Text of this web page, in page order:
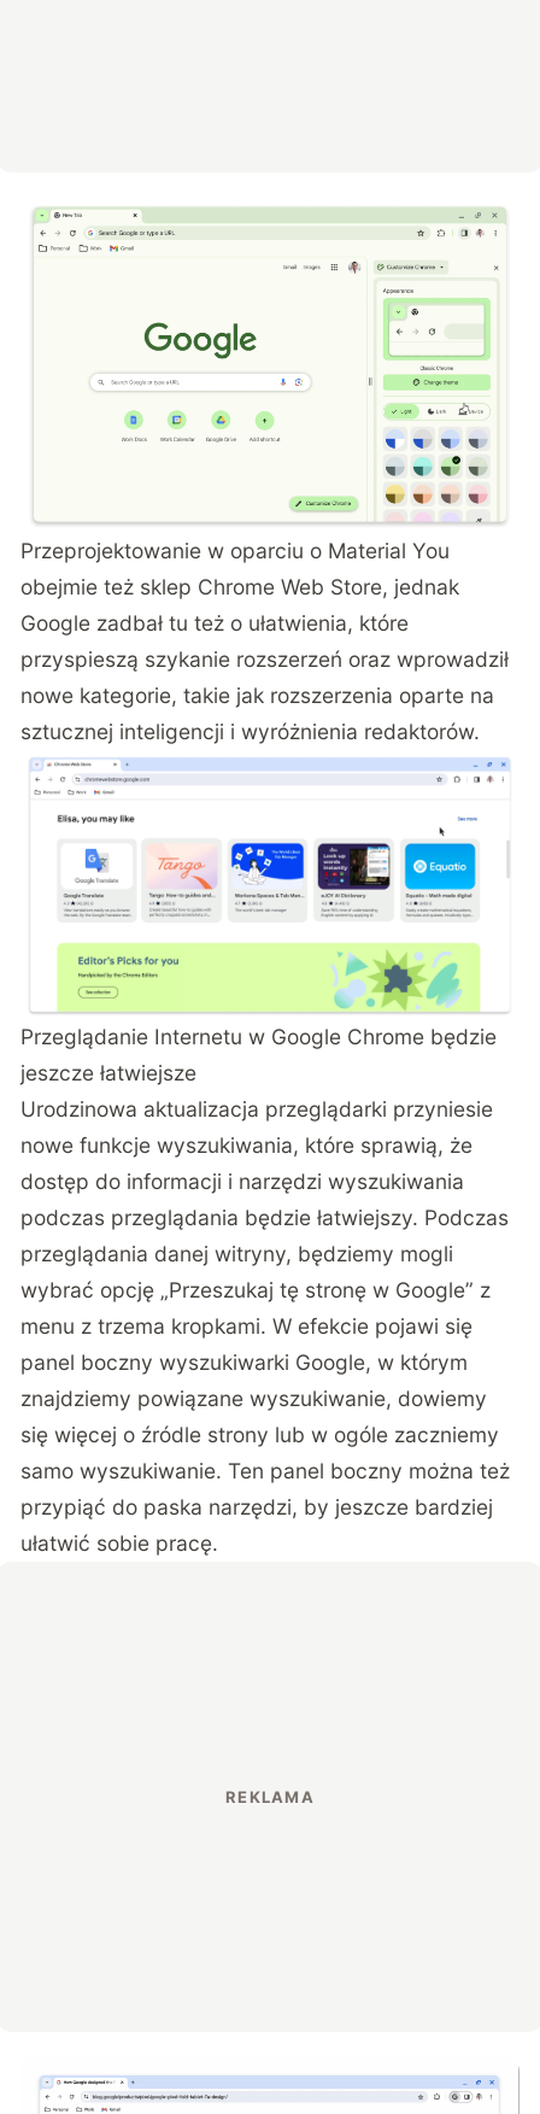
Przeprojektowanie w oparciu o Material You
obejmie też sklep Chrome Web Store, jednak
Google zadbał tu też o ułatwienia, które
przyspieszą szykanie rozszerzeń oraz wprowadził
nowe kategorie, takie jak rozszerzenia oparte na
sztucznej inteligencji i wyróżnienia redaktorów.
Przeglądanie Internetu w Google Chrome będzie
jeszcze łatwiejsze
Urodzinowa aktualizacja przeglądarki przyniesie
nowe funkcje wyszukiwania, które sprawią, że
dostęp do informacji i narzędzi wyszukiwania
podczas przeglądania będzie łatwiejszy. Podczas
przeglądania danej witryny, będziemy mogli
wybrać opcję „Przeszukaj tę stronę w Google” z
menu z trzema kropkami. W efekcie pojawi się
panel boczny wyszukiwarki Google, w którym
znajdziemy powiązane wyszukiwanie, dowiemy
się więcej o źródle strony lub w ogóle zaczniemy
samo wyszukiwanie. Ten panel boczny można też
przypiąć do paska narzędzi, by jeszcze bardziej
ułatwić sobie pracę.